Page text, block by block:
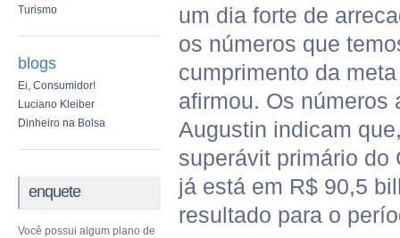
Turismo
blogs
Ei, Consumidor!
Luciano Kleiber
Dinheiro na Bolsa
enquete
Você possui algum plano de
um dia forte de
os números que
cumprimento da meta
afirmou. Os números
Augustin indicam
superávit primário do
já está em R$ 90,5
resultado para o